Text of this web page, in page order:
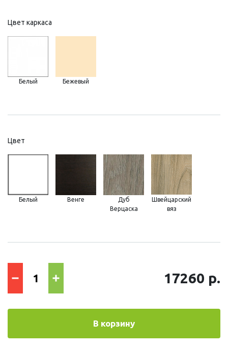
Цвет каркаса
Белый Бежевый
Цвет
Белый Венге
Дуб
Верцаска
Швейцарский
вяз
17260 р.
В корзину